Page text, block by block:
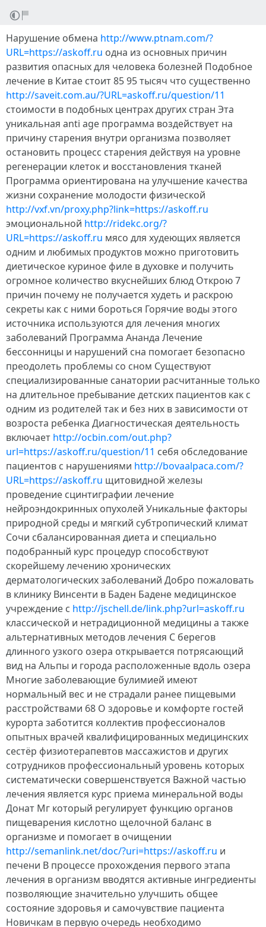
Нарушение обмена http://www.ptnam.com/?
URL=https://askoff.ru одна из основных причин
развития опасных для человека болезней Подобное
лечение в Китае стоит 85 95 тысяч что существенно
http://saveit.com.au/?URL=askoff.ru/question/11
стоимости в подобных центрах других стран Эта
уникальная anti age программа воздействует на
причину старения внутри организма позволяет
остановить процесс старения действуя на уровне
регенерации клеток и восстановления тканей
Программа ориентирована на улучшение качества
жизни сохранение молодости физической
http://vxf.vn/proxy.php?link=https://askoff.ru
эмоциональной http://ridekc.org/?
URL=https://askoff.ru мясо для худеющих является
одним и любимых продуктов можно приготовить
диетическое куриное филе в духовке и получить
огромное количество вкуснейших блюд Открою 7
причин почему не получается худеть и раскрою
секреты как с ними бороться Горячие воды этого
источника используются для лечения многих
заболеваний Программа Ананда Лечение
бессонницы и нарушений сна помогает безопасно
преодолеть проблемы со сном Существуют
специализированные санатории расчитанные только
на длительное пребывание детских пациентов как с
одним из родителей так и без них в зависимости от
возроста ребенка Диагностическая деятельность
включает http://ocbin.com/out.php?
url=https://askoff.ru/question/11 себя обследование
пациентов с нарушениями http://bovaalpaca.com/?
URL=https://askoff.ru щитовидной железы
проведение сцинтиграфии лечение
нейроэндокринных опухолей Уникальные факторы
природной среды и мягкий субтропический климат
Сочи сбалансированная диета и специально
подобранный курс процедур способствуют
скорейшему лечению хронических
дерматологических заболеваний Добро пожаловать
в клинику Винсенти в Баден Бадене медицинское
учреждение с http://jschell.de/link.php?url=askoff.ru
классической и нетрадиционной медицины а также
альтернативных методов лечения С берегов
длинного узкого озера открывается потрясающий
вид на Альпы и города расположенные вдоль озера
Многие заболевающие булимией имеют
нормальный вес и не страдали ранее пищевыми
расстройствами 68 О здоровье и комфорте гостей
курорта заботится коллектив профессионалов
опытных врачей квалифицированных медицинских
сестёр физиотерапевтов массажистов и других
сотрудников профессиональный уровень которых
систематически совершенствуется Важной частью
лечения является курс приема минеральной воды
Донат Мг который регулирует функцию органов
пищеварения кислотно щелочной баланс в
организме и помогает в очищении
http://semanlink.net/doc/?uri=https://askoff.ru и
печени В процессе прохождения первого этапа
лечения в организм вводятся активные ингредиенты
позволяющие значительно улучшить общее
состояние здоровья и самочувствие пациента
Новичкам в первую очередь необходимо